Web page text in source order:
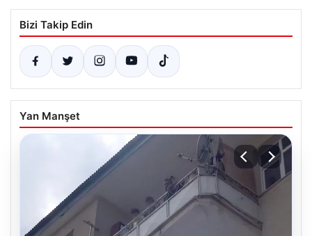
Bizi Takip Edin
Yan Manşet